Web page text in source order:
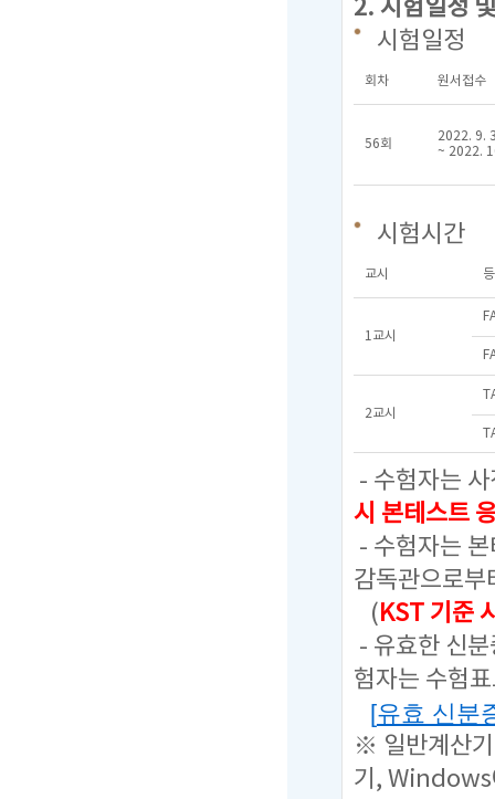
2. 시험일정
시험일정
회차 원서접수
56회
2022. 9.
~ 2022.
시험시간
교시
1교시
2교시
- 수험자는
시 본테스트
- 수험자는
감독관으로
(KST 기준
- 유효한 신
험자는 수험
[유효 신분
※ 일반계산기
기, Windows